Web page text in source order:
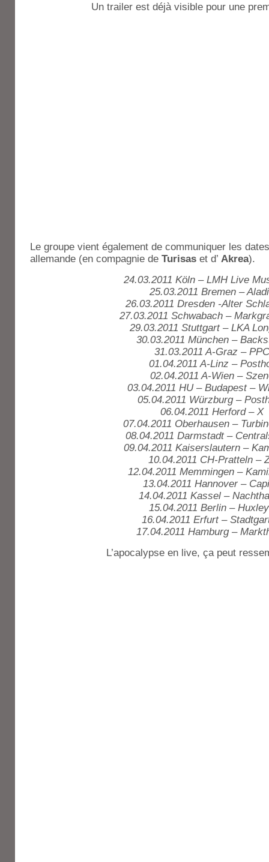
Un trailer est déjà visible pour une
Le groupe vient également de communiquer les
allemande (en compagnie de Turisas et d’ Akrea).
24.03.2011 Köln – LMH Live
25.03.2011 Bremen –
26.03.2011 Dresden -Alter
27.03.2011 Schwabach –
29.03.2011 Stuttgart – LKA
30.03.2011 München –
31.03.2011 A-Graz – PPC
01.04.2011 A-Linz –
02.04.2011 A-Wien –
03.04.2011 HU – Budapest –
05.04.2011 Würzburg –
06.04.2011 Herford – X
07.04.2011 Oberhausen –
08.04.2011 Darmstadt –
09.04.2011 Kaiserslautern –
10.04.2011 CH-Pratteln –
12.04.2011 Memmingen –
13.04.2011 Hannover –
14.04.2011 Kassel –
15.04.2011 Berlin –
16.04.2011 Erfurt –
17.04.2011 Hamburg –
L’apocalypse en live, ça peut